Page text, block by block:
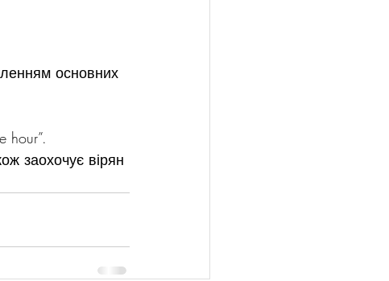
основних
hour”.
заохочує вірян